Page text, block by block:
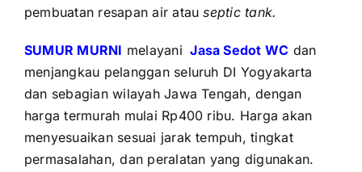
pembuatan resapan air atauseptic tank.
SUMUR MURNI melayani Jasa Sedot WC dan
menjangkau pelanggan seluruh DI Yogyakarta
dan sebagian wilayah Jawa Tengah, dengan
harga termurah mulai Rp400 ribu. Harga akan
menyesuaikan sesuai jarak tempuh, tingkat
permasalahan, dan peralatan yang digunakan.